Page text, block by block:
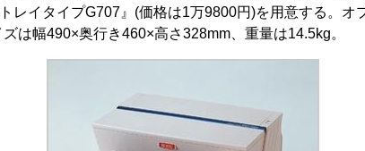
トレイタイプG707』(価格は1万9800円)を用意する。オ
は幅490×奥行き460×高さ328mm、重量は14.5kg。